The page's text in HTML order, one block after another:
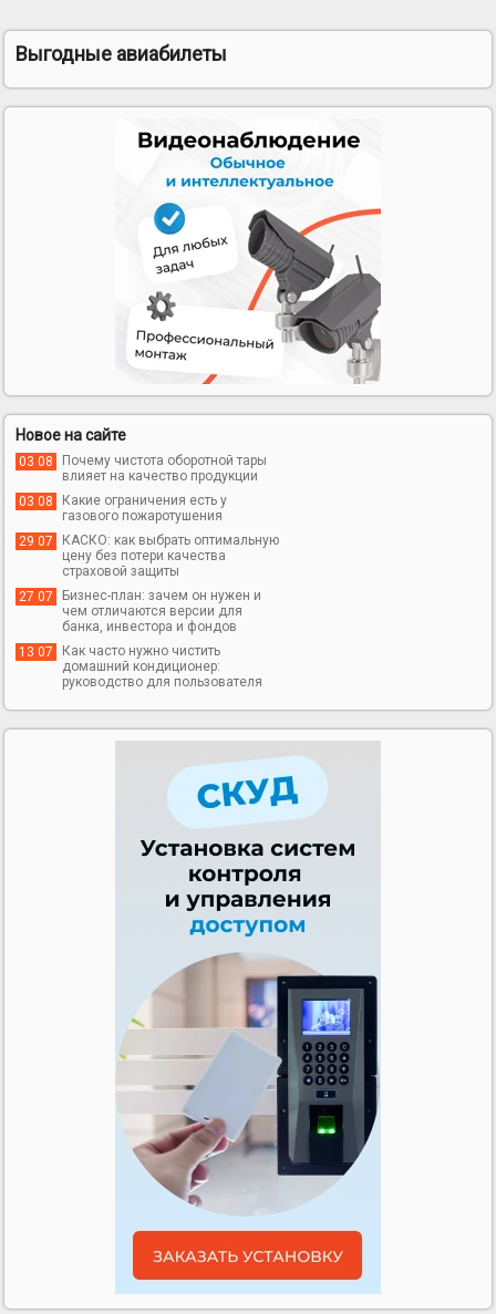
Выгодные авиабилеты
Новое на сайте
03 08
Почему чистота оборотной тары
влияет на качество продукции
03 08
Какие ограничения есть у
газового пожаротушения
29 07
КАСКО: как выбрать оптимальную
цену без потери качества
страховой защиты
27 07
Бизнес-план: зачем он нужен и
чем отличаются версии для
банка, инвестора и фондов
13 07
Как часто нужно чистить
домашний кондиционер:
руководство для пользователя